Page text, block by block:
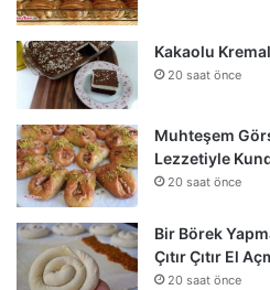
Kakaolu
20 saat önce
Muhteşem
Lezzetiyle
20 saat önce
Bir Börek
Çıtır Çıtır El
20 saat önce